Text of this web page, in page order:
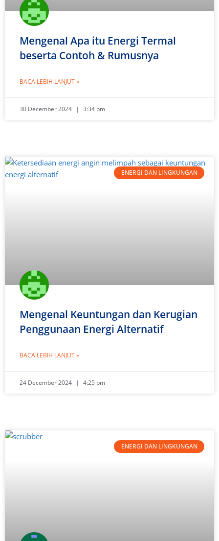
Mengenal Apa itu Energi Termal
beserta Contoh & Rumusnya
BACA LEBIH LANJUT »
30 December 2024 3:34 pm
ENERGI DAN LINGKUNGAN
Mengenal Keuntungan dan Kerugian
Penggunaan Energi Alternatif
BACA LEBIH LANJUT »
24 December 2024 4:25 pm
ENERGI DAN LINGKUNGAN